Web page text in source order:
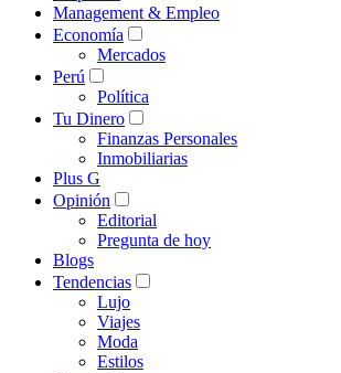
Management & Empleo
Economía
Mercados
Perú
Política
Tu Dinero
Finanzas Personales
Inmobiliarias
Plus G
Opinión
Editorial
Pregunta de hoy
Blogs
Tendencias
Lujo
Viajes
Moda
Estilos